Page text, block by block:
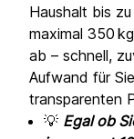
Haushalt bis
maximal 350
ab – schnell,
Aufwand für
transparenten
💡 Egal ob